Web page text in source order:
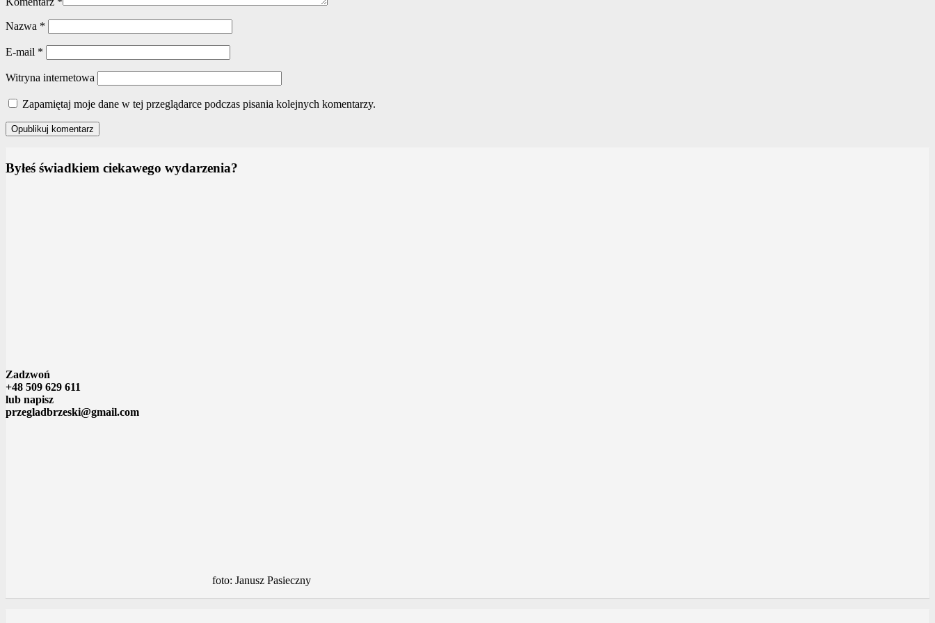
Nazwa *
E-mail *
Witryna internetowa
Zapamiętaj moje dane w tej przeglądarce podczas pisania kolejnych komentarzy.
Byłeś świadkiem ciekawego wydarzenia?
Zadzwoń
+48 509 629 611
lub napisz
przegladbrzeski@gmail.com
foto: Janusz Pasieczny